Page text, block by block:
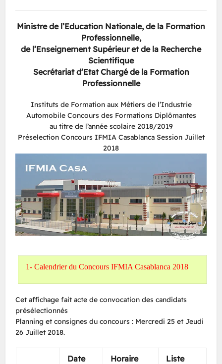
Ministre de l’Education Nationale, de la Formation
Professionnelle,
de l’Enseignement Supérieur et de la Recherche
Scientifique
Secrétariat d’Etat Chargé de la Formation
Professionnelle
Instituts de Formation aux Métiers de l’Industrie
Automobile Concours des Formations Diplômantes
au titre de l’année scolaire 2018/2019
Préselection Concours IFMIA Casablanca Session Juillet
2018
1- Calendrier du Concours IFMIA Casablanca 2018
Cet affichage fait acte de convocation des candidats
présélectionnés
Planning et consignes du concours : Mercredi 25 et Jeudi
26 Juillet 2018.
Date Horaire Liste